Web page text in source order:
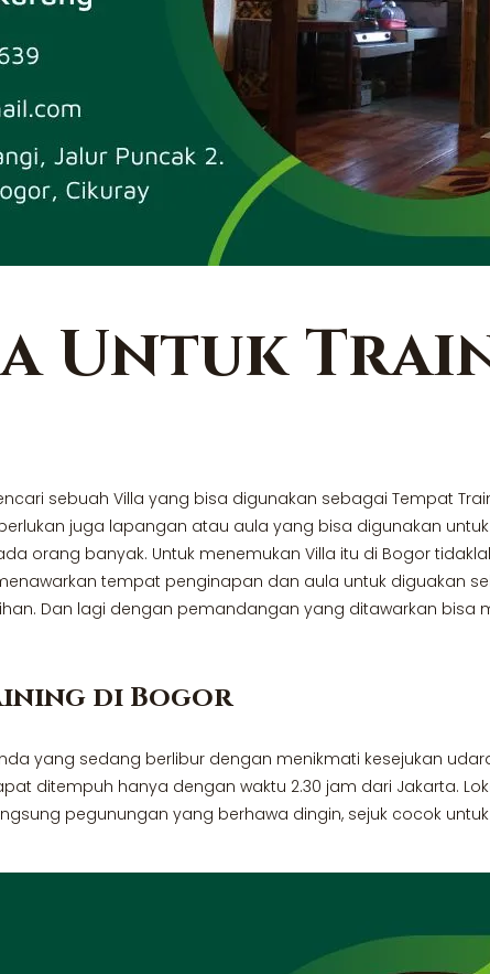
Untuk
sebuah Villa yang bisa digunakan sebagai Tempat
juga lapangan atau aula yang bisa digunakan
orang banyak. Untuk menemukan Villa itu di Bogor
tempat penginapan dan aula untuk diguakan
Dan lagi dengan pemandangan yang ditawarkan bisa
di Bogor
yang sedang berlibur dengan menikmati kesejukan
ditempuh hanya dengan waktu 2.30 jam dari Jakarta.
pegunungan yang berhawa dingin, sejuk cocok